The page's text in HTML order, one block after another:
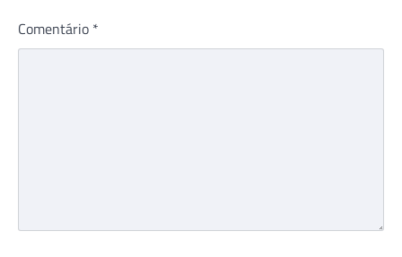
Comentário *